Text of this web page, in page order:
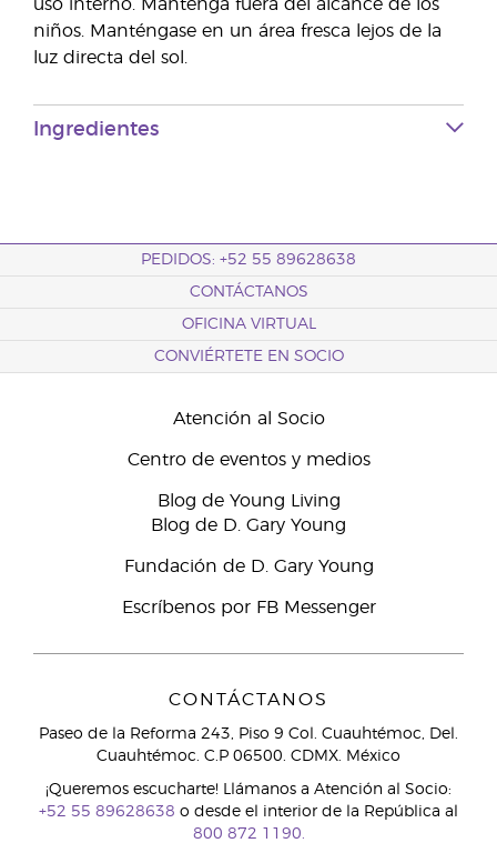
uso interno. Mantenga fuera del alcance de los
niños. Manténgase en un área fresca lejos de la
luz directa del sol.
Ingredientes
PEDIDOS: +52 55 89628638
CONTÁCTANOS
OFICINA VIRTUAL
CONVIÉRTETE EN SOCIO
Atención al Socio
Centro de eventos y medios
Blog de Young Living
Blog de D. Gary Young
Fundación de D. Gary Young
Escríbenos por FB Messenger
CONTÁCTANOS
Paseo de la Reforma 243, Piso 9 Col. Cuauhtémoc, Del.
Cuauhtémoc. C.P 06500. CDMX. México
¡Queremos escucharte! Llámanos a Atención al Socio:
+52 55 89628638 o desde el interior de la República al
800 872 1190.